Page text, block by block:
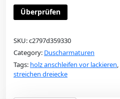
Überprüfen
SKU:c2797d359330
Category: Duscharmaturen
Tags: holz anschleifen vor lackieren,
streichen dreiecke